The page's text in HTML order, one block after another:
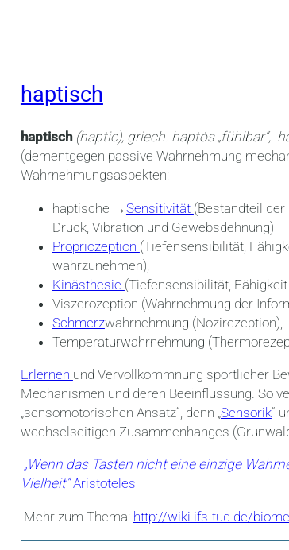
haptisch
haptisch (haptic), griech. haptόs „fühlbar“,
(dementgegen passive Wahrnehmung
Wahrnehmungsaspekten:
haptische →Sensitivität (Bestandteil
Druck, Vibration und Gewebsdehnung)
Propriozeption (Tiefensensibilität,
wahrzunehmen),
Kinästhesie (Tiefensensibilität,
Viszerozeption (Wahrnehmung der
Schmerzwahrnehmung (Nozirezeption),
Temperaturwahrnehmung
Erlernen und Vervollkommnung sportlicher
Mechanismen und deren Beeinflussung. So
„sensomotorischen Ansatz“, denn „Sensorik“
wechselseitigen Zusammenhanges
„Wenn das Tasten nicht eine einzige
Vielheit“Aristoteles
Mehr zum Thema: http://wiki.ifs-tud.de/